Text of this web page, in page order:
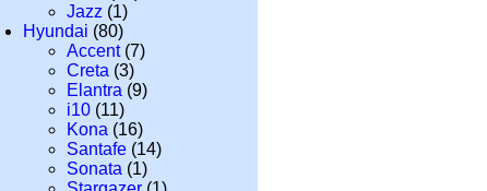
Jazz (1)
Hyundai (80)
Accent (7)
Creta (3)
Elantra (9)
i10 (11)
Kona (16)
Santafe (14)
Sonata (1)